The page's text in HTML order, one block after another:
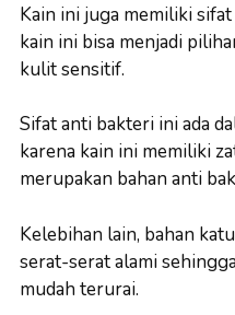
Kain ini juga memiliki
kain ini bisa menjadi
kulit sensitif.
Sifat anti bakteri ini ada
karena kain ini memiliki
merupakan bahan anti
Kelebihan lain, bahan
serat-serat alami
mudah terurai.